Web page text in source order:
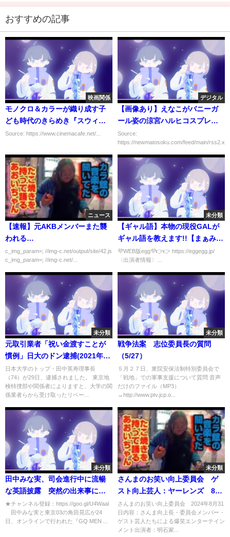
おすすめの記事
映画関係
モノクロ＆カラーが織り成す子
ども時代のきらめき『スウィー
ト・シング』予告編
Source: https://www.cinemacafe.net/...
デジタル
【画像あり】えなこがバニーガ
ール姿の涼宮ハルヒコスプレを
披露した結果ｗｗｗｗｗｗｗｗ
ｗｗ
Source:
https://newmatosoku.com/feed/main/
ニュース
【速報】元AKBメンバーまた襲
われる…
c_img_param=; //img-c.net/output/site/42.js
c_img_param=; //img-c.net/...
未分類
【ギャル語】本物の現役GALが
ギャル語を教えます!!【まぁみ＆
みりちゃむ】
💜WEB版egg💜👉👉 https://eggegg.jp/
〈出演者情報〉...
未分類
元取引業者「祝い金渡すことが
慣例」日大のドン逮捕(2021年11
月29日)
日本大学のトップ・田中英寿理事長
（74）が29日、逮捕されました。 東京地
検特捜部や関係者によりますと、大学の関
係業者らから受け取ったリベー...
未分類
戦争法案 志位委員長の質問
（5/27）
５月２７日、衆院安保法制特別委員会で
「戦地」での軍事支援について質問 音声
だけのファイル（MP3）
→http://www.ptv.jcp.o...
未分類
田中みな実、司会進行中に流暢
な英語披露 突然の出来事に東
京03角田がア然「どうしたんで
すか…？」 『GQ MEN OF
THE YEAR 2021』授賞式
★チャンネル登録：https://goo.gl/U4Waal
田中みな実と東京03の角田晃広が24
日、オンラインで行われた『GQ MEN ...
未分類
さんまのお笑い向上委員会 ゲ
スト向上芸人：ヤーレンズ 8月
31日
さんまのお笑い向上委員会 2024年8月31
日内容：さんま向上長・委員会メンバー・
ゲスト芸人たちによる爆笑エンターテイン
メント出演者：明石家...